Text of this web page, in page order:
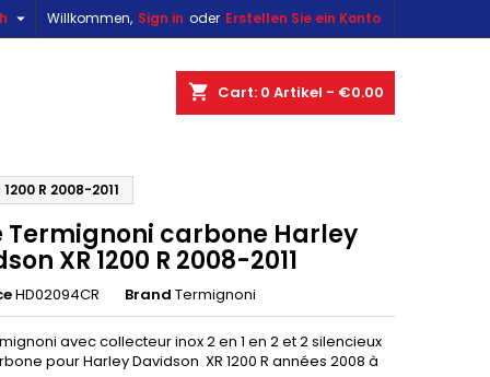
Willkommen, Sign in oder Erstellen Sie ein Konto

shopping_cart Cart: 0 Artikel - €0.00
R 2008-2011
Termignoni carbone Harley
XR 1200 R 2008-2011
HD02094CR Brand Termignoni
avec collecteur inox 2 en 1 en 2 et 2 silencieux
pour Harley Davidson XR 1200 R années 2008 à